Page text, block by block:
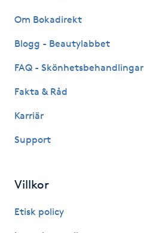
Manikyr & Pedikyr
Medial vägledning
Medicinsk massage
Meditation
Medium
Om Bokadirekt
Blogg - Beautylabbet
FAQ - Skönhetsbehandlingar
Fakta & Råd
Karriär
Support
Villkor
Etisk policy